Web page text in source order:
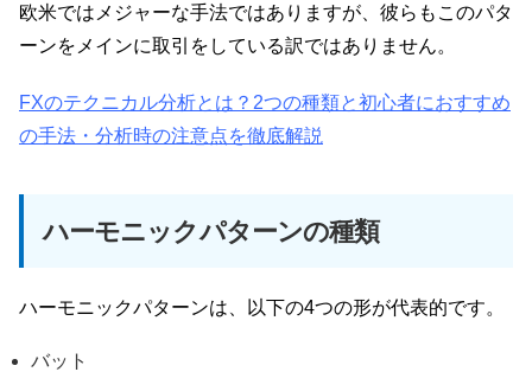
欧米ではメジャーな手法ではありますが、彼らもこのパタ
ーンをメインに取引をしている訳ではありません。
FXのテクニカル分析とは？2つの種類と初心者におすすめ
の手法・分析時の注意点を徹底解説
ハーモニックパターンの種類
ハーモニックパターンは、以下の4つの形が代表的です。
バット